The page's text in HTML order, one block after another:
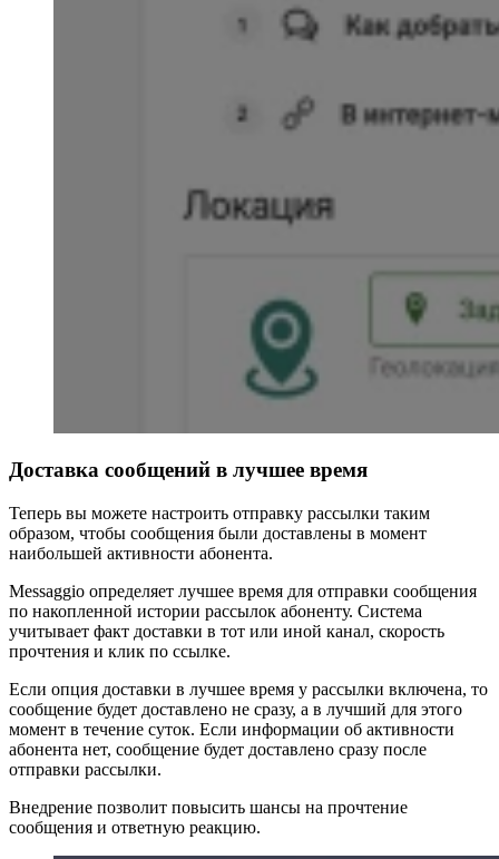
Доставка сообщений в лучшее время
Теперь вы можете настроить отправку рассылки таким
образом, чтобы сообщения были доставлены в момент
наибольшей активности абонента.
Messaggio определяет лучшее время для отправки сообщения
по накопленной истории рассылок абоненту. Система
учитывает факт доставки в тот или иной канал, скорость
прочтения и клик по ссылке.
Если опция доставки в лучшее время у рассылки включена, то
сообщение будет доставлено не сразу, а в лучший для этого
момент в течение суток. Если информации об активности
абонента нет, сообщение будет доставлено сразу после
отправки рассылки.
Внедрение позволит повысить шансы на прочтение
сообщения и ответную реакцию.